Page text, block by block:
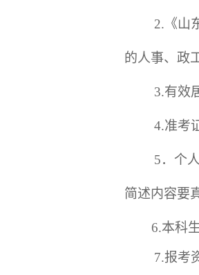
2.《山
的人事、政
3.有效
4.准考
5．个
简述内容要
6.本科
7.报考